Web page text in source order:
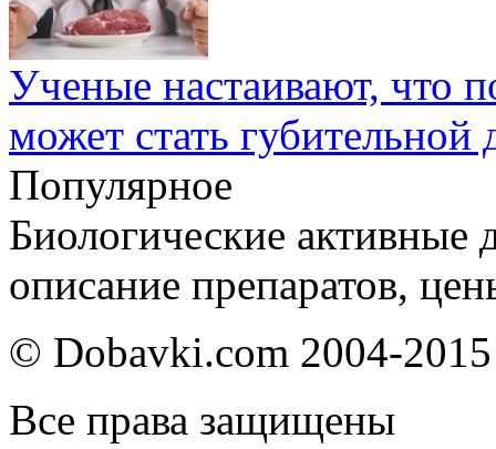
Ученые настаивают, что
может стать губительной
Популярное
Биологические активные
описание препаратов,
© Dobavki.com 2004-2015
Все права защищены